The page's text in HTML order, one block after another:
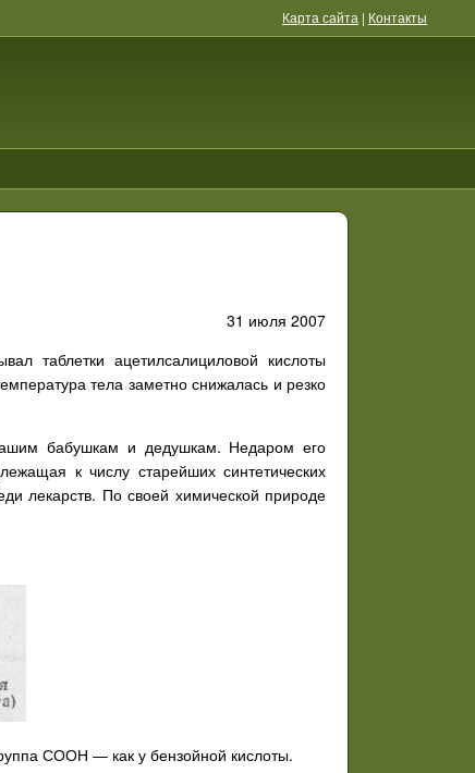
Карта сайта | Контакты
31 июля 2007
таблетки ацетилсалициловой кислоты
тела заметно снижалась и резко
бабушкам и дедушкам. Недаром его
к числу старейших синтетических
лекарств. По своей химической природе
СООН — как у бензойной кислоты.